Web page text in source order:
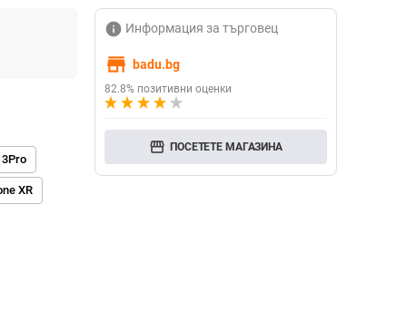
XR
info Информация за търговец
store badu.bg
82.8% позитивни оценки
storefront ПОСЕТЕТЕ МАГАЗИНА